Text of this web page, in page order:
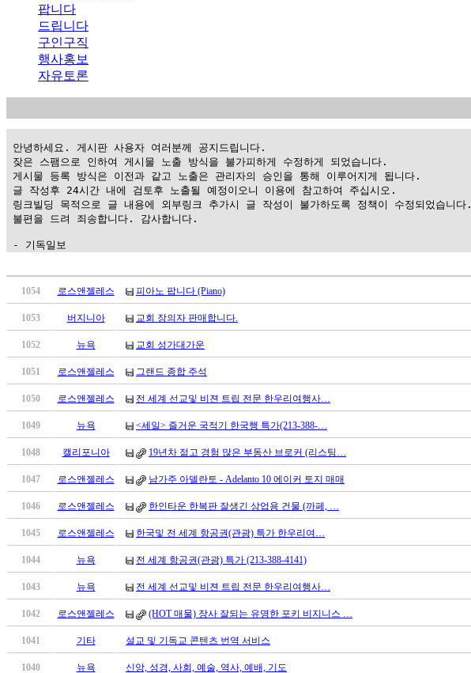
팝니다
드립니다
구인구직
행사홍보
자유토론
안녕하세요. 게시판 사용자 여러분께 공지드립니다.
잦은 스팸으로 인하여 게시물 노출 방식을 불가피하게 수정하게 되었습니다.
게시물 등록 방식은 이전과 같고 노출은 관리자의 승인을 통해 이루어지게 됩니다.
글 작성후 24시간 내에 검토후 노출될 예정이오니 이용에 참고하여 주십시오.
링크빌딩 목적으로 글 내용에 외부링크 추가시 글 작성이 불가하도록 정책이 수정되었습니다.
불편을 드려 죄송합니다. 감사합니다.
- 기독일보
만
꼴
밍
넷
minky
체
안
브
1054 로스앤젤레스 피아노 팝니다 (Piano)
1053 버지니아 교회 장의자 판매합니다.
1052 뉴욕 교회 성가대가운
1051 로스앤젤레스 그랜드 종합 주석
1050 로스앤젤레스 전 세계 선교및 비젼 트립 전문 한우리여행사…
1049 뉴욕 <세일> 즐거운 국적기 한국행 특가(213-388-…
1048 캘리포니아 19년차 젊고 경험 많은 부동산 브로커 (리스팅…
1047 로스앤젤레스 남가주 아델란토 - Adelanto 10 에이커 토지 매매
1046 로스앤젤레스 한인타운 한복판 잘생긴 상업용 건물 (까페, …
1045 로스앤젤레스 한국및 전 세계 항공권(관광) 특가 한우리여…
1044 뉴욕 전 세계 항공권(관광) 특가 (213-388-4141)
1043 뉴욕 전 세계 선교및 비젼 트립 전문 한우리여행사…
1042 로스앤젤레스 (HOT 매물) 장사 잘되는 유명한 포키 비지니스 …
1041 기타 설교 및 기독교 콘텐츠 번역 서비스
1040 뉴욕 신앙, 성경, 사회, 예술, 역사, 예배, 기도